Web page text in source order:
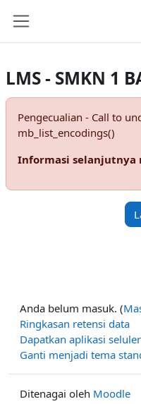
LMS - SMKN 1
Pengecualian - Call to
mb_list_encodings()
Informasi selanjutnya
Anda belum masuk. (
Ringkasan retensi data
Dapatkan aplikasi seluler
Ganti menjadi tema
Ditenagai oleh Moodle